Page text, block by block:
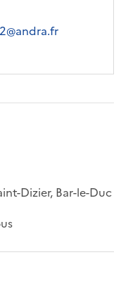
Dizier, Bar-le-Duc